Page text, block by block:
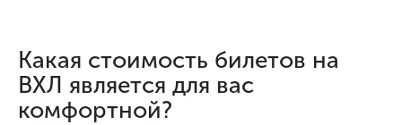
Какая стоимость билетов на
ВХЛ является для вас
комфортной?